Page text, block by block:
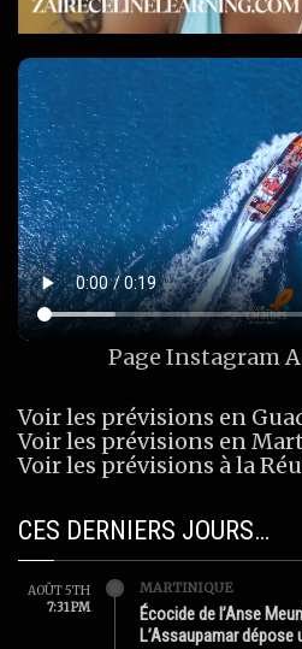
Page Instagram
Voir les prévisions en
Voir les prévisions en
Voir les prévisions à la
CES DERNIERS JOURS…
AOÛT 5TH
7:31 PM
MARTINIQUE
Écocide de l’Anse
L’Assaupamar